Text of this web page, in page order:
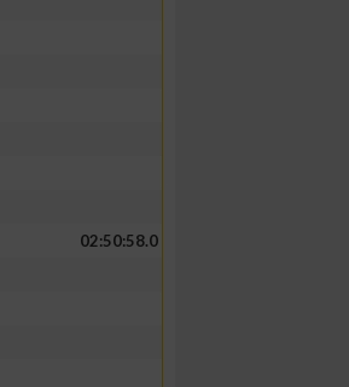
02:50:58.0